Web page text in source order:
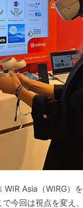
Asia（WIRG）
今回は視点を変え